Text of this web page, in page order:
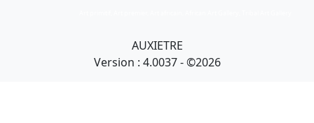
AUXIETRE
Version : 4.0037 - ©2026